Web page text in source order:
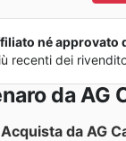
né approvato
recenti dei
da AG
da AG